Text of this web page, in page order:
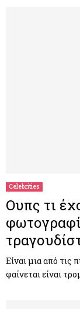
Celebrities
Ουπς τι
Είναι μια από τις
φαίνεται είναι